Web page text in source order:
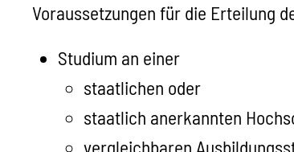
Voraussetzungen für die Erteilung
Studium an einer
staatlichen oder
staatlich anerkannten
vergleichbaren